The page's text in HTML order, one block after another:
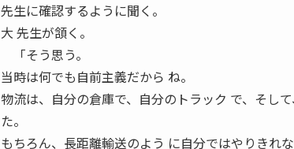
先生に確認するように聞く。
大 先生が頷く。
「そう思う。
当時は何でも自前主義だから ね。
物流は、自分の倉庫で、自分のトラック で、そし
た。
もちろん、長距離輸送のよう に自分ではやりきれ